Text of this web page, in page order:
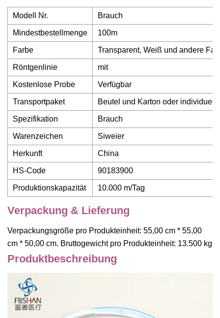
Modell Nr. Brauch
Mindestbestellmenge 100m
Farbe Transparent, Weiß und andere
Röntgenlinie mit
Kostenlose Probe Verfügbar
Transportpaket Beutel und Karton oder individuell
Spezifikation Brauch
Warenzeichen Siweier
Herkunft China
HS-Code 90183900
Produktionskapazität 10.000 m/Tag
Verpackung & Lieferung
Verpackungsgröße pro Produkteinheit: 55,00 cm * 55,00
cm * 50,00 cm. Bruttogewicht pro Produkteinheit: 13.500 kg
Produktbeschreibung